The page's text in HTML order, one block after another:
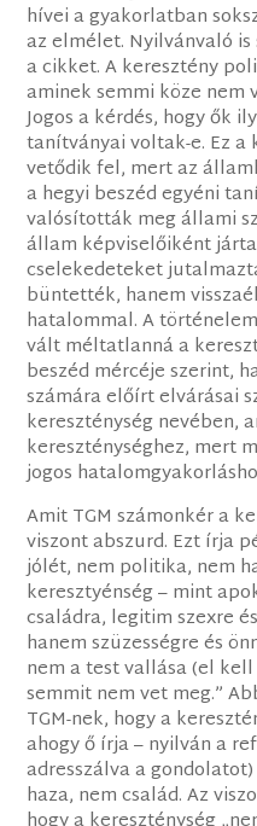
hívei a gyakorlatban
az elmélet. Nyilvánvaló
a cikket. A keresztény
aminek semmi köze
Jogos a kérdés, hogy ők
tanítványai voltak-e. Ez
vetődik fel, mert az
a hegyi beszéd egyéni
valósították meg állami
állam képviselőiként
cselekedeteket
büntették, hanem
hatalommal. A
vált méltatlanná a
beszéd mércéje szerint,
számára előírt elvárásai
kereszténység nevében,
kereszténységhez, mert
jogos
Amit TGM számonkér a
viszont abszurd. Ezt írja
jólét, nem politika, nem
keresztyénség – mint
családra, legitim szexre
hanem szüzességre és
nem a test vallása (el
semmit nem vet meg.”
TGM-nek, hogy a
ahogy ő írja – nyilván a
adresszálva a
haza, nem család. Az